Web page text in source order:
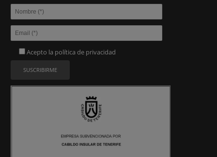
Acepto la política de privacidad